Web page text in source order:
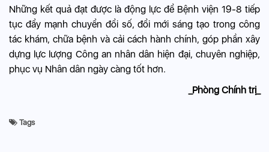
Những kết quả đạt được là động lực để Bệnh viện 19-8 tiếp
tục đẩy mạnh chuyển đổi số, đổi mới sáng tạo trong công
tác khám, chữa bệnh và cải cách hành chính, góp phần xây
dựng lực lượng Công an nhân dân hiện đại, chuyên nghiệp,
phục vụ Nhân dân ngày càng tốt hơn.
_Phòng Chính trị_
Tags